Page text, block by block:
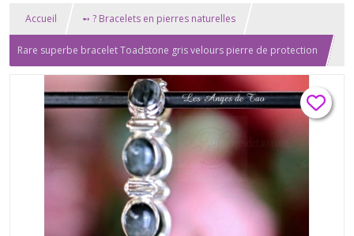
Accueil ➻ ? Bracelets en pierres naturelles
Rare superbe bracelet Toadstone gris velours pierre de protection